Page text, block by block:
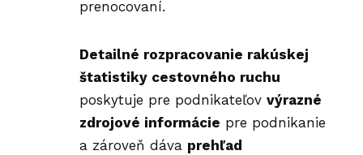
prenocovaní.
Detailné rozpracovanie rakúskej
štatistiky cestovného ruchu
poskytuje pre podnikateľov výrazné
zdrojové informácie pre podnikanie
a zároveň dáva prehľad